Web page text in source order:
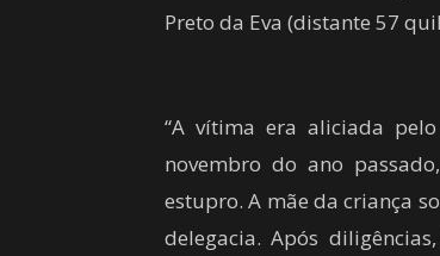
Preto da Eva (distante 57
“A vítima era aliciada
novembro do ano
estupro. A mãe da criança
delegacia. Após